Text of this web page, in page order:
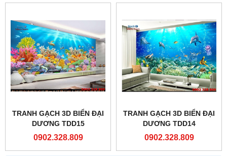
TRANH GẠCH 3D BIỂN ĐẠI
DƯƠNG TDD15
0902.328.809
TRANH GẠCH 3D BIỂN ĐẠI
DƯƠNG TDD14
0902.328.809